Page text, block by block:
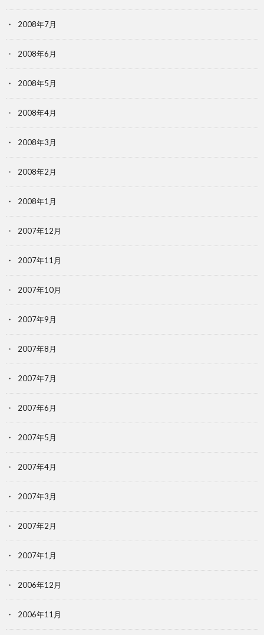
2008年7月
2008年6月
2008年5月
2008年4月
2008年3月
2008年2月
2008年1月
2007年12月
2007年11月
2007年10月
2007年9月
2007年8月
2007年7月
2007年6月
2007年5月
2007年4月
2007年3月
2007年2月
2007年1月
2006年12月
2006年11月